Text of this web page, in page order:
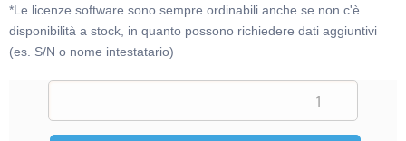
*Le licenze software sono sempre ordinabili anche se non c'è
disponibilità a stock, in quanto possono richiedere dati aggiuntivi
(es. S/N o nome intestatario)